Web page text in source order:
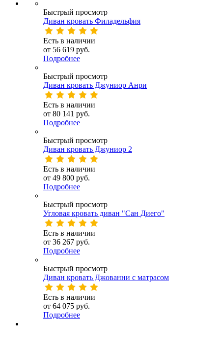
Быстрый просмотр
Диван кровать Филадельфия
Есть в наличии
от 56 619 руб.
Подробнее
Быстрый просмотр
Диван кровать Джуниор Анри
Есть в наличии
от 80 141 руб.
Подробнее
Быстрый просмотр
Диван кровать Джуниор 2
Есть в наличии
от 49 800 руб.
Подробнее
Быстрый просмотр
Угловая кровать диван "Сан Диего"
Есть в наличии
от 36 267 руб.
Подробнее
Быстрый просмотр
Диван кровать Джованни с матрасом
Есть в наличии
от 64 075 руб.
Подробнее